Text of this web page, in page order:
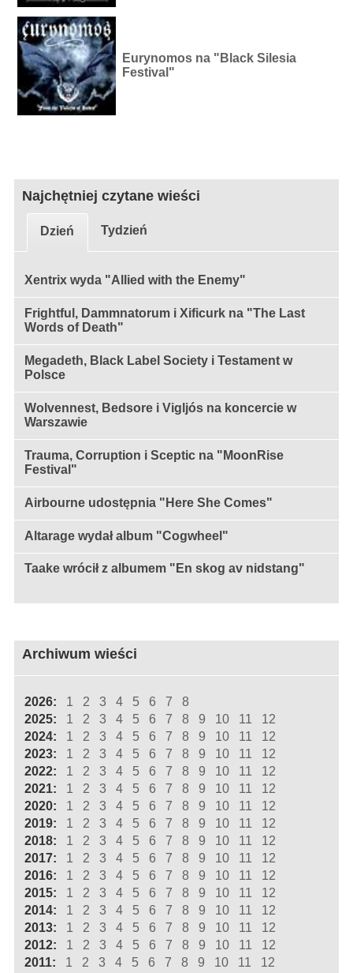
Eurynomos na "Black Silesia
Festival"
Najchętniej czytane wieści
Dzień Tydzień
Xentrix wyda "Allied with the Enemy"
Frightful, Dammnatorum i Xificurk na "The Last
Words of Death"
Megadeth, Black Label Society i Testament w
Polsce
Wolvennest, Bedsore i Vigljós na koncercie w
Warszawie
Trauma, Corruption i Sceptic na "MoonRise
Festival"
Airbourne udostępnia "Here She Comes"
Altarage wydał album "Cogwheel"
Taake wrócił z albumem "En skog av nidstang"
Archiwum wieści
2026: 1 2 3 4 5 6 7
8
2025:
1 2 3 4 5 6 7 8 9 10 11
12
2024:
1 2 3 4 5 6 7 8 9 10 11
12
2023:
1 2 3 4 5 6 7 8 9 10 11
12
2022:
1 2 3 4 5 6 7 8 9 10 11
12
2021:
1 2 3 4 5 6 7 8 9 10 11
12
2020:
1 2 3 4 5 6 7 8 9 10 11
12
2019:
1 2 3 4 5 6 7 8 9 10 11
12
2018:
1 2 3 4 5 6 7 8 9 10 11
12
2017:
1 2 3 4 5 6 7 8 9 10 11
12
2016:
1 2 3 4 5 6 7 8 9 10 11
12
2015:
1 2 3 4 5 6 7 8 9 10 11
12
2014:
1 2 3 4 5 6 7 8 9 10 11
12
2013:
1 2 3 4 5 6 7 8 9 10 11
12
2012:
1 2 3 4 5 6 7 8 9 10 11
12
2011:
1 2 3 4 5 6 7 8 9 10 11
12